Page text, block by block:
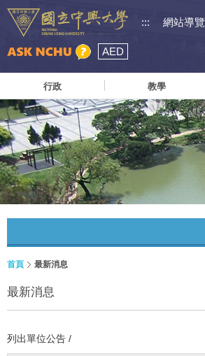
::: 網站導覽
AED
行政 教學
首頁 最新消息
最新消息
列出單位公告 /